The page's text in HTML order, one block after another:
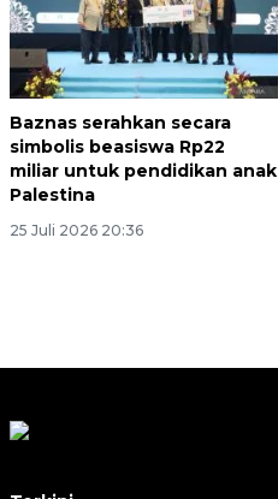
Baznas serahkan secara
simbolis beasiswa Rp22
miliar untuk pendidikan anak
Palestina
25 Juli 2026 20:36